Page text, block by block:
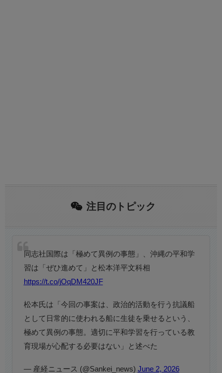
注目のトピック
同志社国際は「極めて異例の事態」、沖縄の平和学
習は「ぜひ進めて」と松本洋平文科相
https://t.co/jOqDM420JF
松本氏は「今回の事案は、政治的活動を行う抗議船
として日常的に使われる船に生徒を乗せるという、
極めて異例の事態。適切に平和学習を行っている教
育現場が心配する必要はない」と述べた
— 産経ニュース (@Sankei_news) June 2, 2026